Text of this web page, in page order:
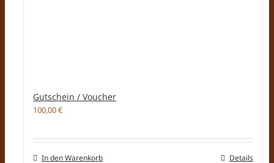
Gutschein / Voucher
100,00€
In den Warenkorb Details